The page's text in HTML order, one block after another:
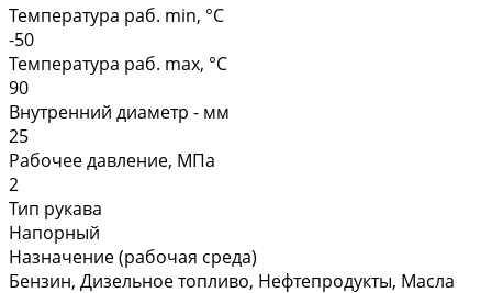
Температура раб. min, °C
-50
Температура раб. max, °C
90
Внутренний диаметр - мм
25
Рабочее давление, МПа
2
Тип рукава
Напорный
Назначение (рабочая среда)
Бензин, Дизельное топливо, Нефтепродукты, Масла